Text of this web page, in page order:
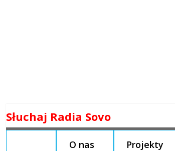
to
Słuchaj Radia Sovo
O nas Projekty